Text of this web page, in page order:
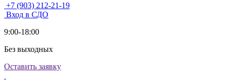
+7 (903) 212-21-19
Вход в СДО
9:00-18:00
Без выходных
Оставить заявку